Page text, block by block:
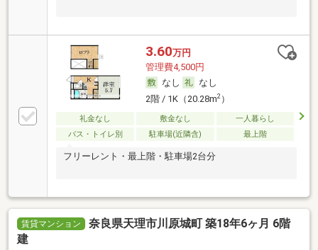
3.60万円
管理費4,500円
なし
なし
2階 / 1K（20.28m2）
礼金なし 敷金なし
一人暮らし
バス・トイレ別
駐車場(近隣含) 最上階
フリーレント・最上階・駐車場2台分
賃貸マンション
奈良県天理市川原城町 築18年6ヶ月 6階
建